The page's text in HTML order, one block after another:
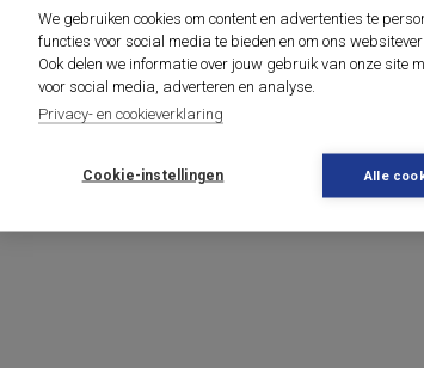
We gebruiken cookies om content en advertenties te
functies voor social media te bieden en om ons
Ook delen we informatie over jouw gebruik van onze site
voor social media, adverteren en analyse.
Privacy- en cookieverklaring
Cookie-instellingen Alle